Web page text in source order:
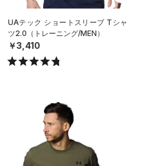
UAテック ショートスリーブ Tシャ
ツ2.0（トレーニング/MEN）
￥3,410